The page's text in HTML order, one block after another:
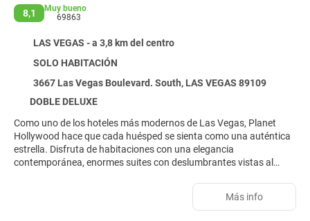
8,1
Muy bueno
69863
LAS VEGAS - a 3,8 km del centro
SOLO HABITACIÓN
3667 Las Vegas Boulevard. South, LAS VEGAS 89109
DOBLE DELUXE
Como uno de los hoteles más modernos de Las Vegas, Planet
Hollywood hace que cada huésped se sienta como una auténtica
estrella. Disfruta de habitaciones con una elegancia
contemporánea, enormes suites con deslumbrantes vistas al
casino está ubicado en el Strip de Las Vegas, junto a las Fuentes
del Bellagio. El centro comercial Miracle Mile Shops, con
Más info